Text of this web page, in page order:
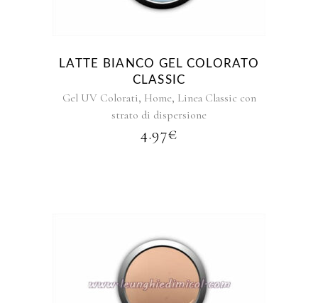
più
opzioni
possono
scelte
nella
pagina
LATTE BIANCO GEL COLORATO
CLASSIC
Gel UV Colorati, Home, Linea Classic con
strato di dispersione
4.97€
Questo
prodotto